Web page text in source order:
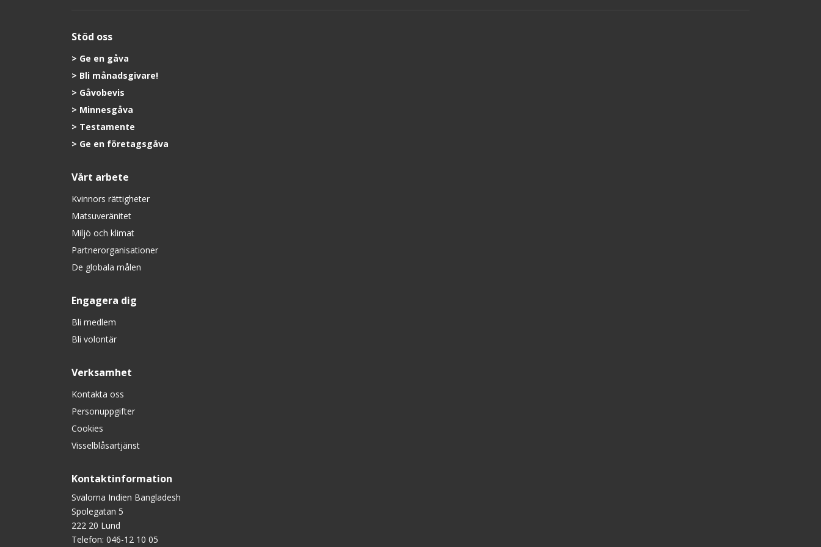
Stöd oss
Ge en gåva
Bli månadsgivare!
Gåvobevis
Minnesgåva
Testamente
Ge en företagsgåva
Vårt arbete
Kvinnors rättigheter
Matsuveränitet
Miljö och klimat
Partnerorganisationer
De globala målen
Engagera dig
Bli medlem
Bli volontär
Verksamhet
Kontakta oss
Personuppgifter
Cookies
Visselblåsartjänst
Kontaktinformation
Svalorna Indien Bangladesh
Spolegatan 5
222 20 Lund
Telefon: 046-12 10 05